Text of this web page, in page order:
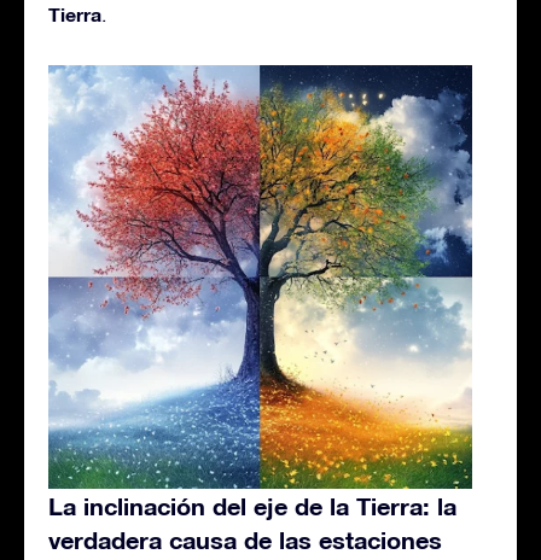
Tierra.
La inclinación del eje de la Tierra: la
verdadera causa de las estaciones